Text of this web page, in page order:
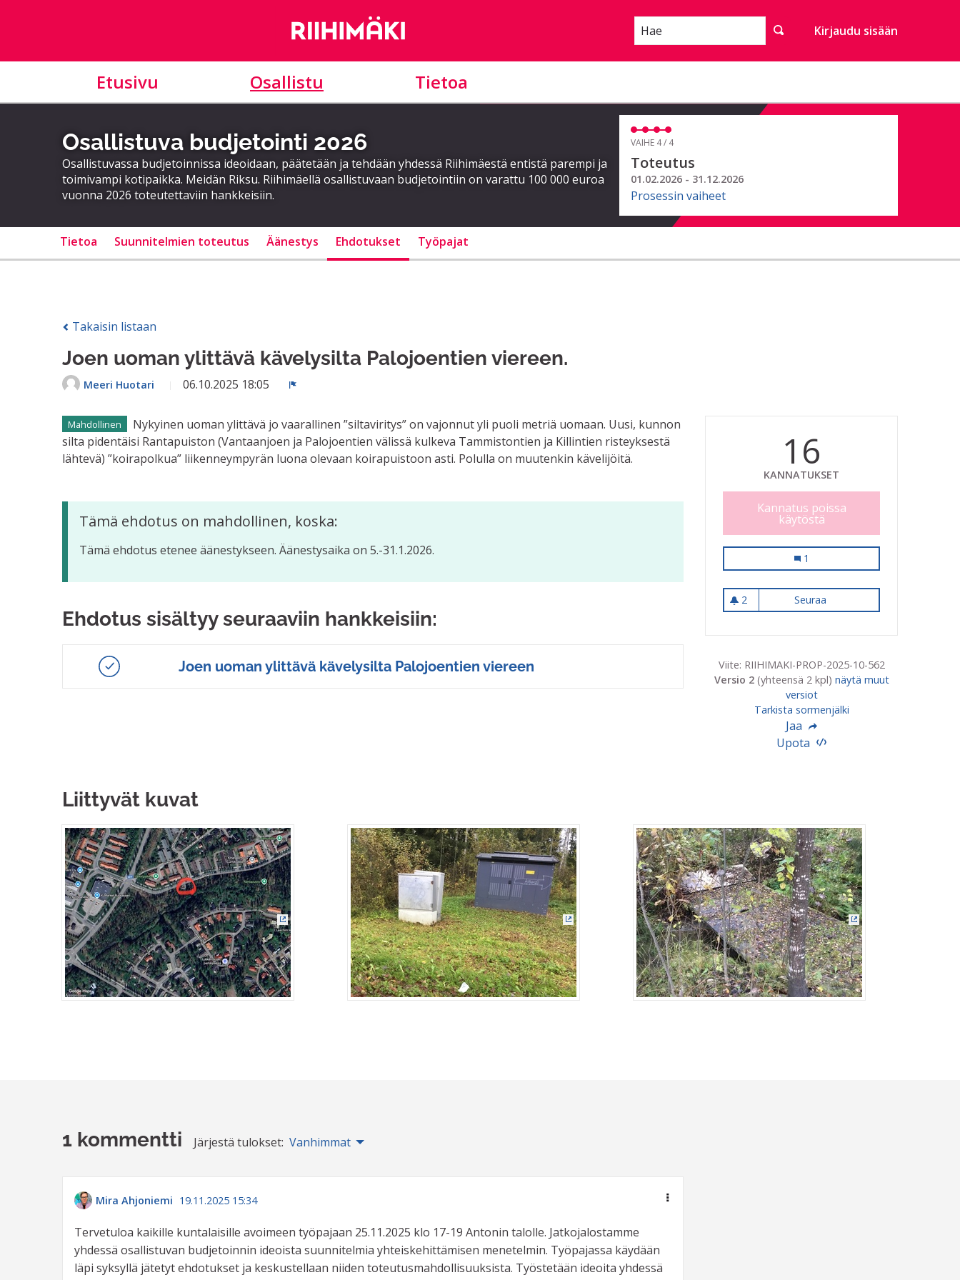
Hae Kirjaudu sisään
Etusivu Osallistu Tietoa
Osallistuva budjetointi 2026
Osallistuvassa budjetoinnissa ideoidaan, päätetään ja tehdään yhdessä Riihimäestä entistä parempi ja
toimivampi kotipaikka. Meidän Riksu. Riihimäellä osallistuvaan budjetointiin on varattu 100 000 euroa
vuonna 2026 toteutettaviin hankkeisiin.
VAIHE 4 / 4
Toteutus
01.02.2026 - 31.12.2026
Prosessin vaiheet
Tietoa Suunnitelmien toteutus Äänestys Ehdotukset Työpajat
Takaisin listaan
Joen uoman ylittävä kävelysilta Palojoentien viereen.
Meeri Huotari 06.10.2025 18:05
Mahdollinen
Nykyinen uoman ylittävä jo vaarallinen ”siltaviritys” on vajonnut yli puoli metriä uomaan. Uusi, kunnon
silta pidentäisi Rantapuiston (Vantaanjoen ja Palojoentien välissä kulkeva Tammistontien ja Killintien risteyksestä
lähtevä) ”koirapolkua” liikenneympyrän luona olevaan koirapuistoon asti. Polulla on muutenkin kävelijöitä.
Tämä ehdotus on mahdollinen, koska:
Tämä ehdotus etenee äänestykseen. Äänestysaika on 5.-31.1.2026.
Ehdotus sisältyy seuraaviin hankkeisiin:
Joen uoman ylittävä kävelysilta Palojoentien viereen
16
KANNATUKSET
Kannatus poissa
käytöstä
Joen uoman ylittävä kävelysilta
1
2
2 seuraajaa
Seuraa
Viite: RIIHIMAKI-PROP-2025-10-562
Versio 2(yhteensä 2 kpl) näytä muut
versiot
Tarkista sormenjälki
Jaa
Upota
Liittyvät kuvat
(Ulkoinen linkki) (Ulkoinen linkki) (Ulkoinen linkki)
1 kommentti Järjestä tulokset: Vanhimmat
Mira Ahjoniemi 19.11.2025 15:34
Tervetuloa kaikille kuntalaisille avoimeen työpajaan 25.11.2025 klo 17-19 Antonin talolle. Jatkojalostamme
yhdessä osallistuvan budjetoinnin ideoista suunnitelmia yhteiskehittämisen menetelmin. Työpajassa käydään
läpi syksyllä jätetyt ehdotukset ja keskustellaan niiden toteutusmahdollisuuksista. Työstetään ideoita yhdessä